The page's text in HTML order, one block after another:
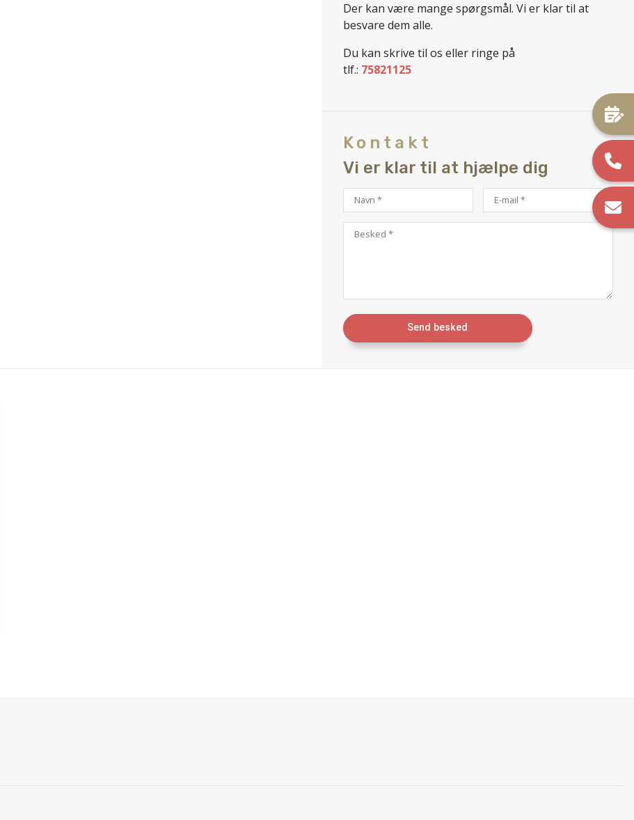
Der kan være mange spørgsmål. Vi er klar til at
besvare dem alle.
Du kan skrive til os eller ringe på
tlf.: 75821125
Kontakt
Vi er klar til at hjælpe dig